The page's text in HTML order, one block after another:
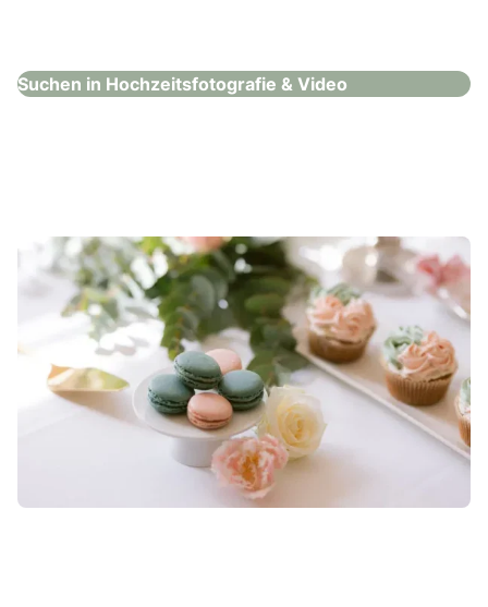
Suchen in Hochzeitsfotografie & Video